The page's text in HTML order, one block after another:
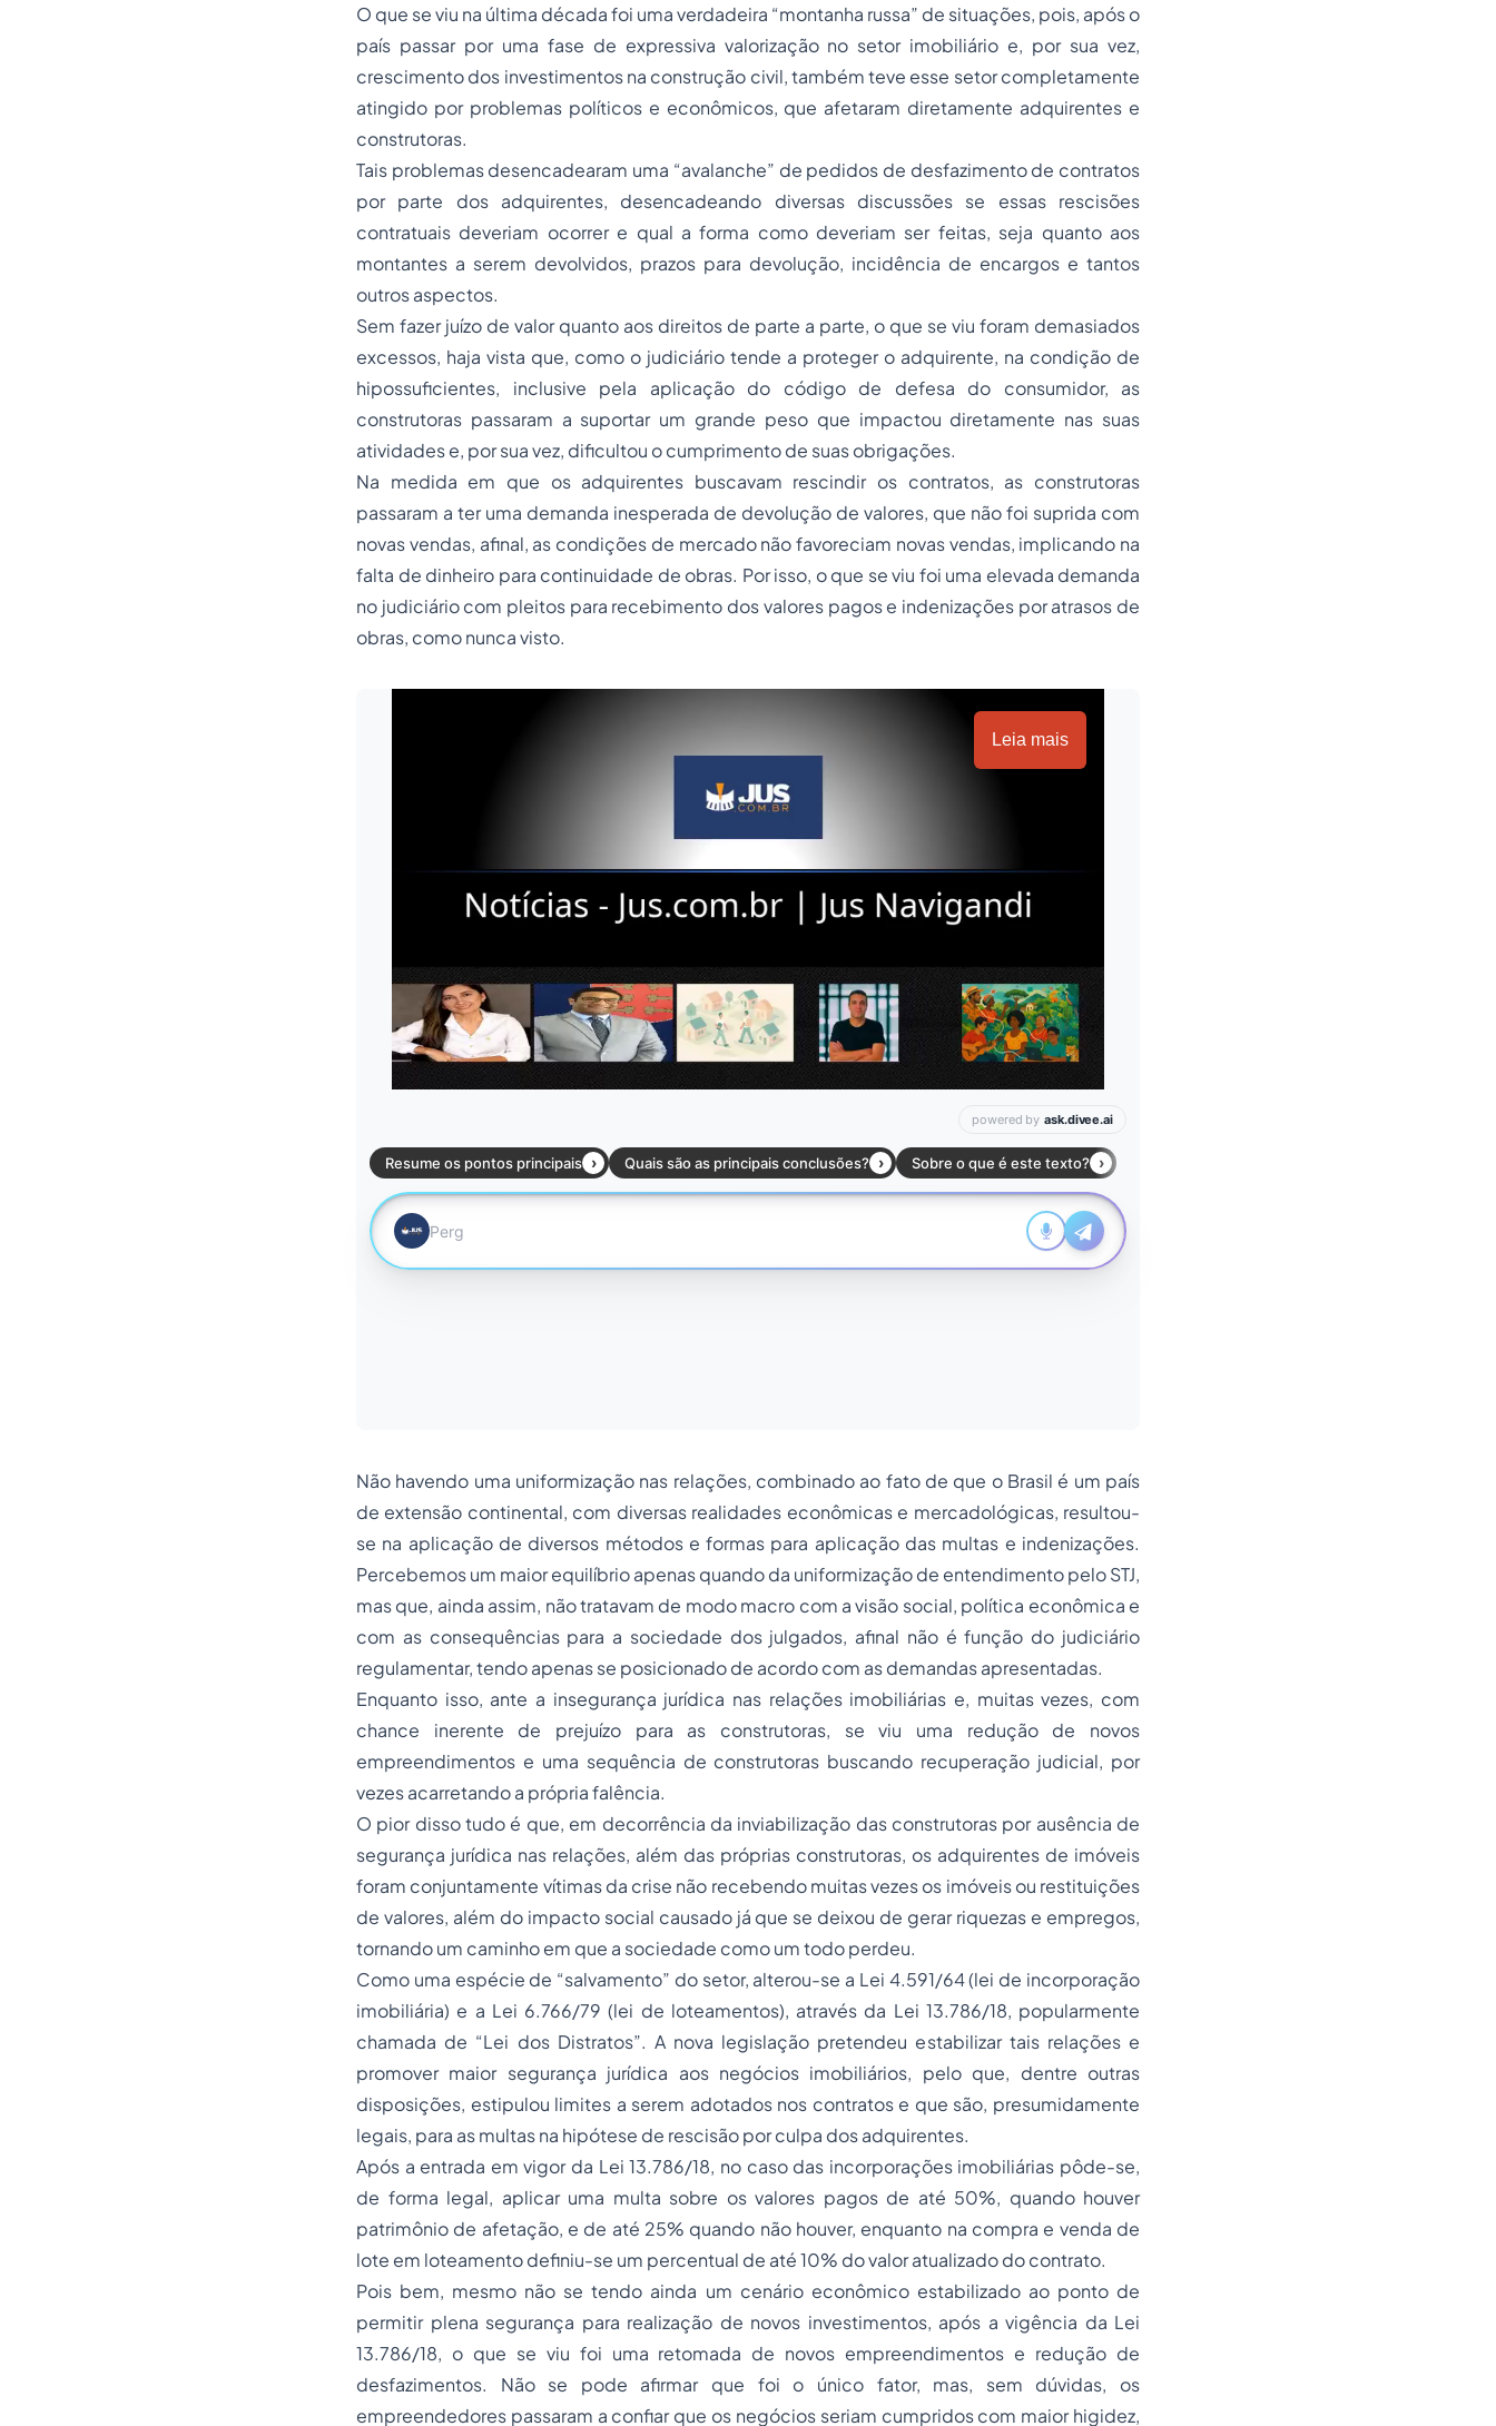
O que se viu na última década foi uma verdadeira “montanha russa” de situações, pois, após o
país passar por uma fase de expressiva valorização no setor imobiliário e, por sua vez,
crescimento dos investimentos na construção civil, também teve esse setor completamente
atingido por problemas políticos e econômicos, que afetaram diretamente adquirentes e
construtoras.
Tais problemas desencadearam uma “avalanche” de pedidos de desfazimento de contratos
por parte dos adquirentes, desencadeando diversas discussões se essas rescisões
contratuais deveriam ocorrer e qual a forma como deveriam ser feitas, seja quanto aos
montantes a serem devolvidos, prazos para devolução, incidência de encargos e tantos
outros aspectos.
Sem fazer juízo de valor quanto aos direitos de parte a parte, o que se viu foram demasiados
excessos, haja vista que, como o judiciário tende a proteger o adquirente, na condição de
hipossuficientes, inclusive pela aplicação do código de defesa do consumidor, as
construtoras passaram a suportar um grande peso que impactou diretamente nas suas
atividades e, por sua vez, dificultou o cumprimento de suas obrigações.
Na medida em que os adquirentes buscavam rescindir os contratos, as construtoras
passaram a ter uma demanda inesperada de devolução de valores, que não foi suprida com
novas vendas, afinal, as condições de mercado não favoreciam novas vendas, implicando na
falta de dinheiro para continuidade de obras. Por isso, o que se viu foi uma elevada demanda
no judiciário com pleitos para recebimento dos valores pagos e indenizações por atrasos de
obras, como nunca visto.
Leia mais
Não havendo uma uniformização nas relações, combinado ao fato de que o Brasil é um país
de extensão continental, com diversas realidades econômicas e mercadológicas, resultou-
se na aplicação de diversos métodos e formas para aplicação das multas e indenizações.
Percebemos um maior equilíbrio apenas quando da uniformização de entendimento pelo STJ,
mas que, ainda assim, não tratavam de modo macro com a visão social, política econômica e
com as consequências para a sociedade dos julgados, afinal não é função do judiciário
regulamentar, tendo apenas se posicionado de acordo com as demandas apresentadas.
Enquanto isso, ante a insegurança jurídica nas relações imobiliárias e, muitas vezes, com
chance inerente de prejuízo para as construtoras, se viu uma redução de novos
empreendimentos e uma sequência de construtoras buscando recuperação judicial, por
vezes acarretando a própria falência.
O pior disso tudo é que, em decorrência da inviabilização das construtoras por ausência de
segurança jurídica nas relações, além das próprias construtoras, os adquirentes de imóveis
foram conjuntamente vítimas da crise não recebendo muitas vezes os imóveis ou restituições
de valores, além do impacto social causado já que se deixou de gerar riquezas e empregos,
tornando um caminho em que a sociedade como um todo perdeu.
Como uma espécie de “salvamento” do setor, alterou-se a Lei 4.591/64 (lei de incorporação
imobiliária) e a Lei 6.766/79 (lei de loteamentos), através da Lei 13.786/18, popularmente
chamada de “Lei dos Distratos”. A nova legislação pretendeu estabilizar tais relações e
promover maior segurança jurídica aos negócios imobiliários, pelo que, dentre outras
disposições, estipulou limites a serem adotados nos contratos e que são, presumidamente
legais, para as multas na hipótese de rescisão por culpa dos adquirentes.
Após a entrada em vigor da Lei 13.786/18, no caso das incorporações imobiliárias pôde-se,
de forma legal, aplicar uma multa sobre os valores pagos de até 50%, quando houver
patrimônio de afetação, e de até 25% quando não houver, enquanto na compra e venda de
lote em loteamento definiu-se um percentual de até 10% do valor atualizado do contrato.
Pois bem, mesmo não se tendo ainda um cenário econômico estabilizado ao ponto de
permitir plena segurança para realização de novos investimentos, após a vigência da Lei
13.786/18, o que se viu foi uma retomada de novos empreendimentos e redução de
desfazimentos. Não se pode afirmar que foi o único fator, mas, sem dúvidas, os
empreendedores passaram a confiar que os negócios seriam cumpridos com maior higidez,